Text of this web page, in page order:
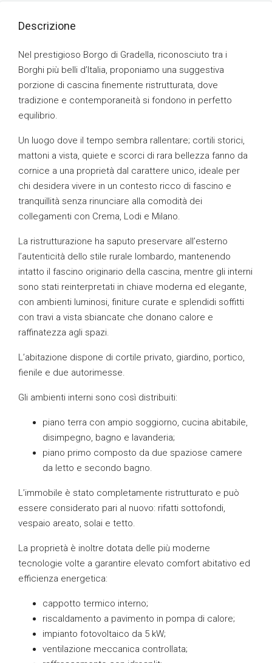
Descrizione
Nel prestigioso Borgo di Gradella, riconosciuto tra i
Borghi più belli d’Italia, proponiamo una suggestiva
porzione di cascina finemente ristrutturata, dove
tradizione e contemporaneità si fondono in perfetto
equilibrio.
Un luogo dove il tempo sembra rallentare; cortili storici,
mattoni a vista, quiete e scorci di rara bellezza fanno da
cornice a una proprietà dal carattere unico, ideale per
chi desidera vivere in un contesto ricco di fascino e
tranquillità senza rinunciare alla comodità dei
collegamenti con Crema, Lodi e Milano.
La ristrutturazione ha saputo preservare all’esterno
l’autenticità dello stile rurale lombardo, mantenendo
intatto il fascino originario della cascina, mentre gli interni
sono stati reinterpretati in chiave moderna ed elegante,
con ambienti luminosi, finiture curate e splendidi soffitti
con travi a vista sbiancate che donano calore e
raffinatezza agli spazi.
L’abitazione dispone di cortile privato, giardino, portico,
fienile e due autorimesse.
Gli ambienti interni sono così distribuiti:
piano terra con ampio soggiorno, cucina abitabile,
disimpegno, bagno e lavanderia;
piano primo composto da due spaziose camere
da letto e secondo bagno.
L’immobile è stato completamente ristrutturato e può
essere considerato pari al nuovo: rifatti sottofondi,
vespaio areato, solai e tetto.
La proprietà è inoltre dotata delle più moderne
tecnologie volte a garantire elevato comfort abitativo ed
efficienza energetica:
cappotto termico interno;
riscaldamento a pavimento in pompa di calore;
impianto fotovoltaico da 5 kW;
ventilazione meccanica controllata;